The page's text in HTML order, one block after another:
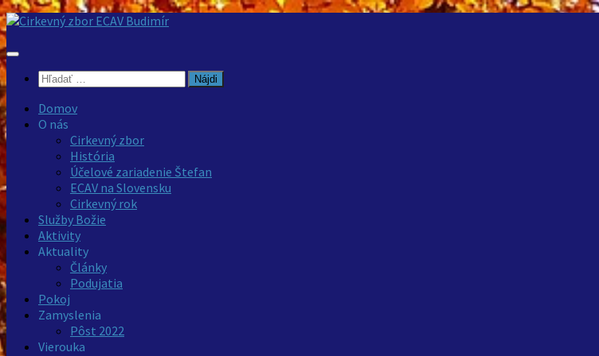
Preskočiť
na
obsah
Hľadať:
Domov
O nás
Cirkevný zbor
História
Účelové zariadenie Štefan
ECAV na Slovensku
Cirkevný rok
Služby Božie
Aktivity
Aktuality
Články
Podujatia
Pokoj
Zamyslenia
Pôst 2022
Vierouka